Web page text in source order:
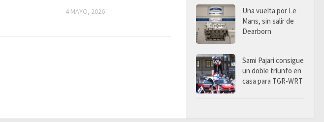
4 MAYO, 2026
Una vuelta por Le
Mans, sin salir de
Dearborn
Sami Pajari consigue
un doble triunfo en
casa para TGR-WRT